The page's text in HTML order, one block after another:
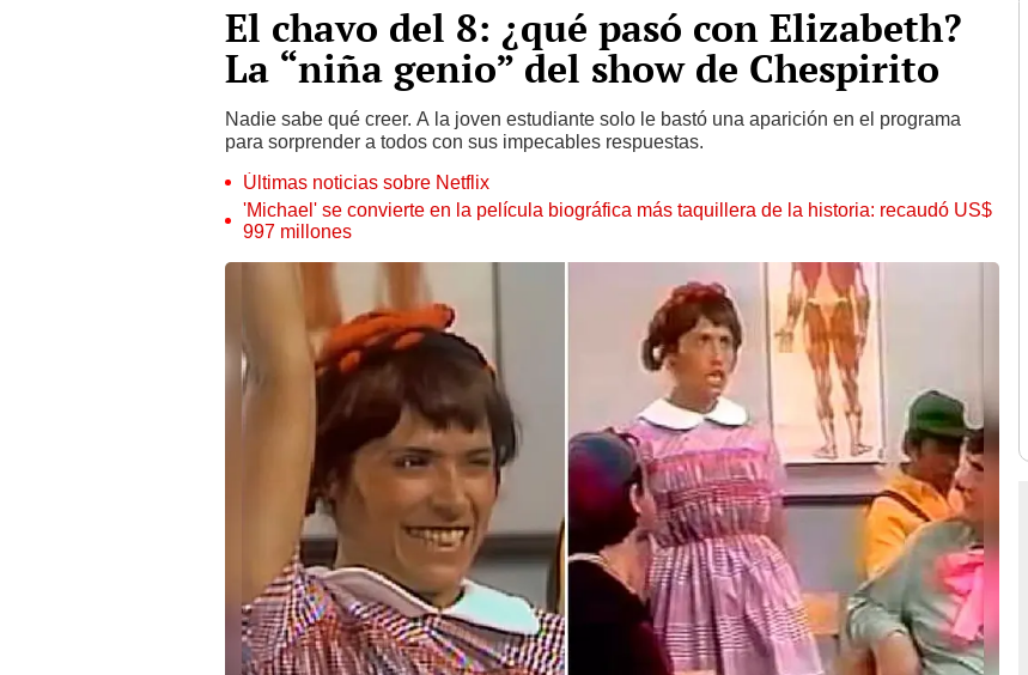
El chavo del 8: ¿qué pasó con Elizabeth?
La “niña genio” del show de Chespirito
Nadie sabe qué creer. A la joven estudiante solo le bastó una aparición en el programa
para sorprender a todos con sus impecables respuestas.
Últimas noticias sobre Netflix
'Michael' se convierte en la película biográfica más taquillera de la historia: recaudó US$
997 millones